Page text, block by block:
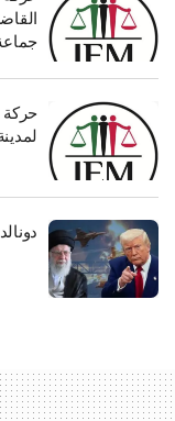
يوم…
أنس الشريف ورفاقه في
تتهم والجزيرة
يندد
القاضى
جماعة إرهابية
حركة العدل
لمدينة
دونالد ترامب